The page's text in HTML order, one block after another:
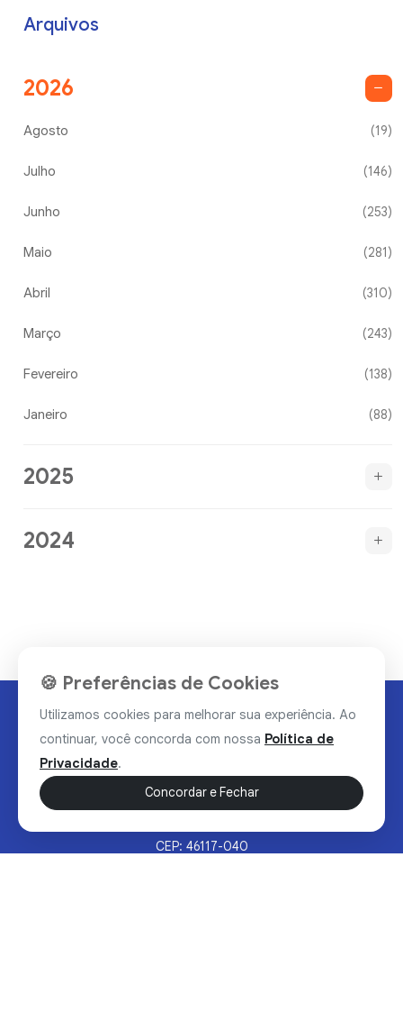
Arquivos
2026
Agosto (19)
Julho (146)
Junho (253)
Maio (281)
Abril (310)
Março (243)
Fevereiro (138)
Janeiro (88)
2025
2024
CEP: 46117-040
🍪 Preferências de Cookies
Utilizamos cookies para melhorar sua experiência. Ao
continuar, você concorda com nossa Política de
Privacidade.
Concordar e Fechar